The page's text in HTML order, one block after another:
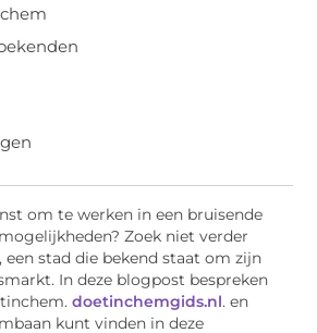
om te werken in een bruisende
Zoek niet verder
stad die bekend staat om zijn
In deze blogpost bespreken
doetinchemgids.nl. en
kunt vinden in deze